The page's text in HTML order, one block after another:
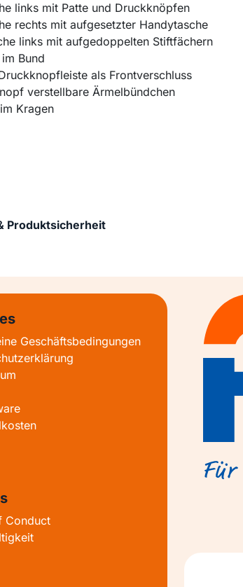
links mit Patte und Druckknöpfen
rechts mit aufgesetzter Handytasche
links mit aufgedoppelten Stiftfächern
Bund
als Frontverschluss
verstellbare Ärmelbündchen
Kragen
Produktsicherheit
Geschäftsbedingungen
Conduct